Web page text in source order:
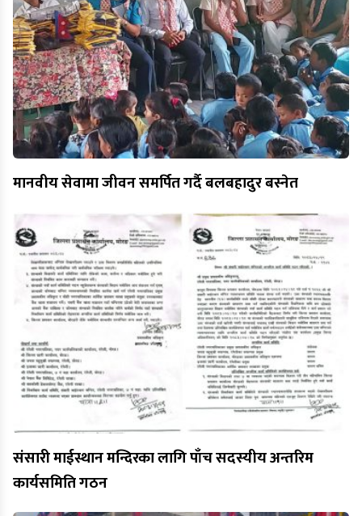
मानवीय सेवामा जीवन समर्पित गर्दै बलबहादुर बस्नेत
संसारी माईस्थान मन्दिरका लागि पाँच सदस्यीय अन्तरिम
कार्यसमिति गठन